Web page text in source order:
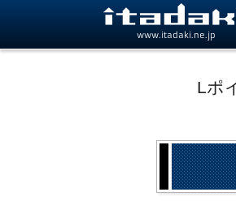
www.itadaki.ne.jp
Lポ